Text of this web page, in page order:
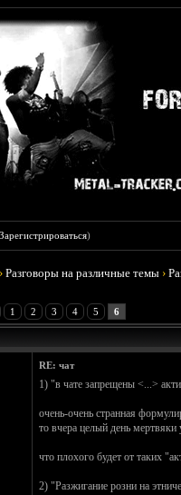
Зарегистрироваться)
›Разговоры на различные темы ›
1 2 3 4 5 6
Голосов: 1 - Средняя оценка: 5
1
2
3
4
5
RE: чат
1) "в чате запрещены <...>
очень-очень странная
то вчера целый день
что плохого будет от таких
2) "Разжигание розни на